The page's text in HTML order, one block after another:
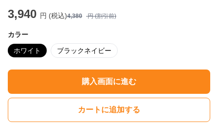
3,940 円 (税込)4,380 円 (割引前)
カラー
ホワイト ブラックネイビー
購入画面に進む
カートに追加する